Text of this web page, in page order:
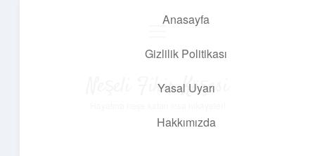
Anasayfa
Gizlilik Politikası
Yasal Uyarı
Hakkımızda
Neşeli Fikir Köşesi